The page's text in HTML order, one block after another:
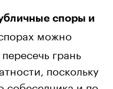
споры и
можно
грань
поскольку